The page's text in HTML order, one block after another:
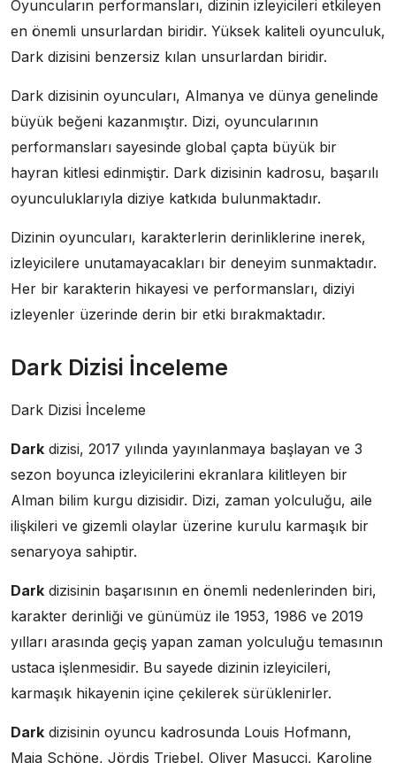
Oyuncuların performansları, dizinin izleyicileri etkileyen
en önemli unsurlardan biridir. Yüksek kaliteli oyunculuk,
Dark dizisini benzersiz kılan unsurlardan biridir.
Dark dizisinin oyuncuları, Almanya ve dünya genelinde
büyük beğeni kazanmıştır. Dizi, oyuncularının
performansları sayesinde global çapta büyük bir
hayran kitlesi edinmiştir. Dark dizisinin kadrosu, başarılı
oyunculuklarıyla diziye katkıda bulunmaktadır.
Dizinin oyuncuları, karakterlerin derinliklerine inerek,
izleyicilere unutamayacakları bir deneyim sunmaktadır.
Her bir karakterin hikayesi ve performansları, diziyi
izleyenler üzerinde derin bir etki bırakmaktadır.
Dark Dizisi İnceleme
Dark Dizisi İnceleme
Dark dizisi, 2017 yılında yayınlanmaya başlayan ve 3
sezon boyunca izleyicilerini ekranlara kilitleyen bir
Alman bilim kurgu dizisidir. Dizi, zaman yolculuğu, aile
ilişkileri ve gizemli olaylar üzerine kurulu karmaşık bir
senaryoya sahiptir.
Dark dizisinin başarısının en önemli nedenlerinden biri,
karakter derinliği ve günümüz ile 1953, 1986 ve 2019
yılları arasında geçiş yapan zaman yolculuğu temasının
ustaca işlenmesidir. Bu sayede dizinin izleyicileri,
karmaşık hikayenin içine çekilerek sürüklenirler.
Dark dizisinin oyuncu kadrosunda Louis Hofmann,
Maja Schöne, Jördis Triebel, Oliver Masucci, Karoline